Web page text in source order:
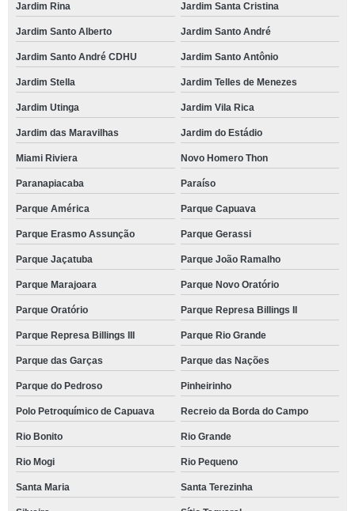
Jardim Rina Jardim Santa Cristina
Jardim Santo Alberto Jardim Santo André
Jardim Santo André CDHU Jardim Santo Antônio
Jardim Stella Jardim Telles de Menezes
Jardim Utinga Jardim Vila Rica
Jardim das Maravilhas Jardim do Estádio
Miami Riviera Novo Homero Thon
Paranapiacaba Paraíso
Parque América Parque Capuava
Parque Erasmo Assunção Parque Gerassi
Parque Jaçatuba Parque João Ramalho
Parque Marajoara Parque Novo Oratório
Parque Oratório Parque Represa Billings II
Parque Represa Billings III Parque Rio Grande
Parque das Garças Parque das Nações
Parque do Pedroso Pinheirinho
Polo Petroquímico de Capuava Recreio da Borda do Campo
Rio Bonito Rio Grande
Rio Mogi Rio Pequeno
Santa Maria Santa Terezinha